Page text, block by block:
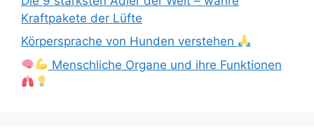
Kraftpakete der Lüfte
Körpersprache von Hunden verstehen
Menschliche Organe und ihre Funktionen